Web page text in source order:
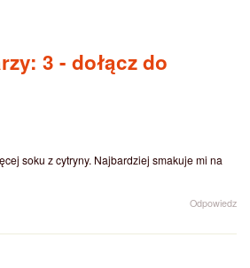
3 - dołącz do
soku z cytryny. Najbardziej smakuje mi na
Odpowiedz